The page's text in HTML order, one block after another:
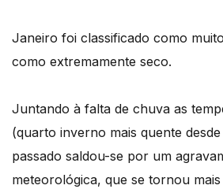
Janeiro foi classificado como
como extremamente seco.
Juntando à falta de chuva as
(quarto inverno mais quente
passado saldou-se por um
meteorológica, que se tornou